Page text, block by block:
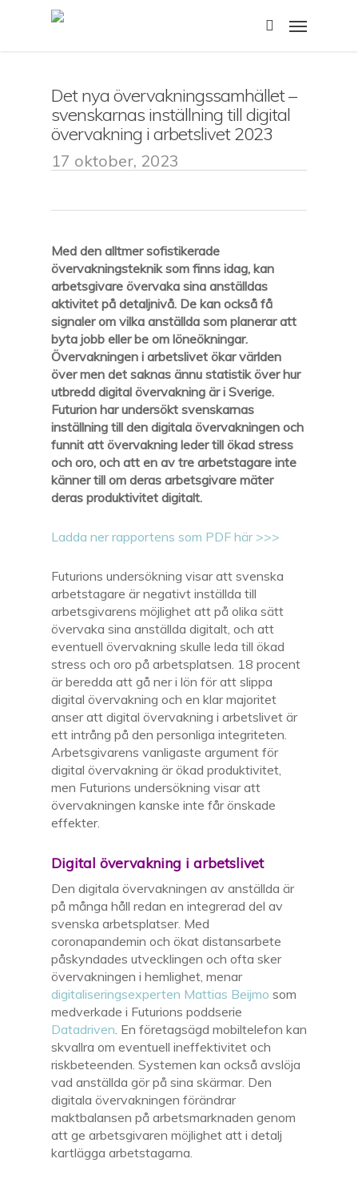
search
Menu
Det nya övervakningssamhället –
svenskarnas inställning till digital
övervakning i arbetslivet 2023
17 oktober, 2023
Med den alltmersofistikerade
övervakningstekniksom finns idag, kan
arbetsgivare övervaka sina anställdas
aktivitet på detaljnivå. De kan också få
signaler om vilka anställda som planerar att
byta jobb ellerbe om löneökningar.
Övervakningen i arbetslivet ökar världen
övermen det saknas ännu statistik över hur
utbredd digital övervakning är i Sverige.
Futurion harundersökt svenskarnas
inställning till den digitala övervakningen och
funnit att övervakning leder till ökad stress
och oro, och att en av tre arbetstagare inte
känner till om deras arbetsgivare mäter
deras produktivitet digitalt.
Ladda ner rapportens som PDF här >>>
Futurions undersökning visaratt svenska
arbetstagare är negativt inställda till
arbetsgivarens möjlighet att på olika sätt
övervaka sina anställda digitalt, och att
eventuell övervakning skulle leda till ökad
stress och oro på arbetsplatsen. 18 procent
ärberedda att gå ner i lön för att slippa
digital övervakning och en klar majoritet
anser att digital övervakning i arbetslivet är
ett intrång på den personliga integriteten.
Arbetsgivarens vanligaste argument för
digital övervakning är ökad produktivitet,
men Futurions undersökning visaratt
övervakningen kanske inte får önskade
effekter.
Digital övervakning i arbetslivet
Den digitala övervakningen av anställda är
på många håll redan en integrerad del av
svenska arbetsplatser. Med
coronapandemin och ökat distansarbete
påskyndades utvecklingen och ofta sker
övervakningen i hemlighet, menar
digitaliseringsexperten Mattias Beijmo som
medverkade i Futurions poddserie
Datadriven. En företagsägd mobiltelefon kan
skvallra om eventuell ineffektivitet och
riskbeteenden. Systemen kan också avslöja
vad anställda gör på sina skärmar. Den
digitala övervakningen förändrar
maktbalansen på arbetsmarknaden genom
att ge arbetsgivaren möjlighet att i detalj
kartlägga arbetstagarna.